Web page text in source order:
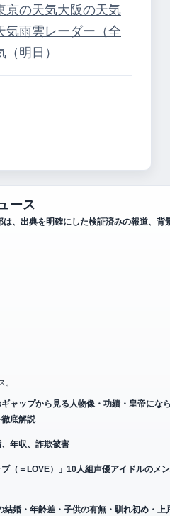
京の天気大阪の天気
気雨雲レーダー（全
（明日）
ース
、出典を明確にした検証済みの報道、背
。
ャップから見る人物像・功績・皇帝にな
底解説
年収、詐欺被害
（＝LOVE）」10人組声優アイドルのメ
結婚・年齢差・子供の有無・馴れ初め・上